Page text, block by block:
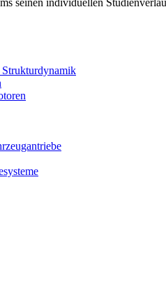
seinen individuellen